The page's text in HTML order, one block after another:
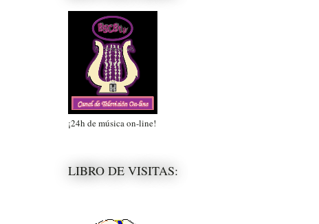
¡24h de música on-line!
LIBRO DE VISITAS: